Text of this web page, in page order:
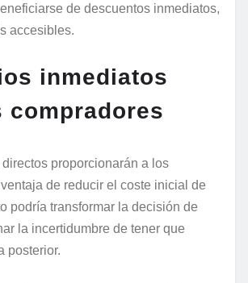
de descuentos inmediatos,
accesibles.
inmediatos
compradores
proporcionarán a los
de reducir el coste inicial de
podría transformar la decisión de
la incertidumbre de tener que
posterior.